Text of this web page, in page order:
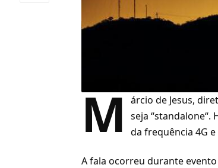
M árcio de Jesus,
seja “standalone“.
da frequência4G
A fala ocorreu durante